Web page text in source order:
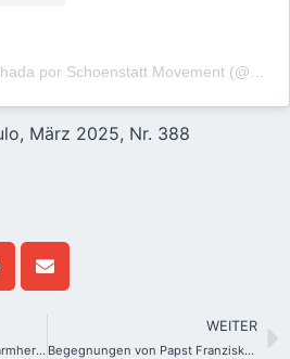
März 2025, Nr. 388
Franziskus, der Papst der Barmherzigkeit
WEITER
Begegnungen von Papst Franziskus mit Schönstatt